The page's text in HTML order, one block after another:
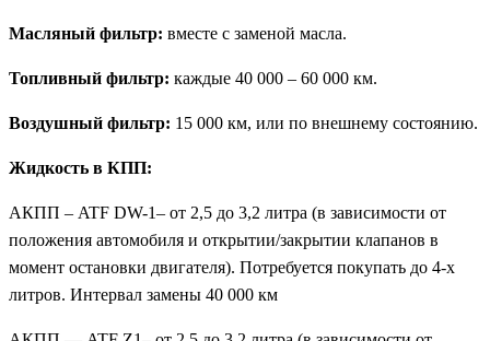
Масляный фильтр: вместе с заменой масла.
Топливный фильтр: каждые 40 000 – 60 000 км.
Воздушный фильтр: 15 000 км, или по внешнему состоянию.
Жидкость в КПП:
АКПП – ATF DW-1– от 2,5 до 3,2 литра (в зависимости от
положения автомобиля и открытии/закрытии клапанов в
момент остановки двигателя). Потребуется покупать до 4-х
литров. Интервал замены 40 000 км